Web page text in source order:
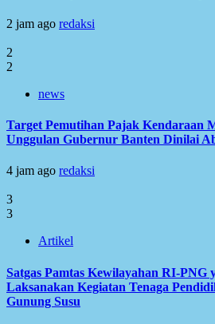
2 jam ago redaksi
2
2
news
Target Pemutihan Pajak Kendaraan
Unggulan Gubernur Banten Dinilai
4 jam ago redaksi
3
3
Artikel
Satgas Pamtas Kewilayahan RI-PNG
Laksanakan Kegiatan Tenaga
Gunung Susu